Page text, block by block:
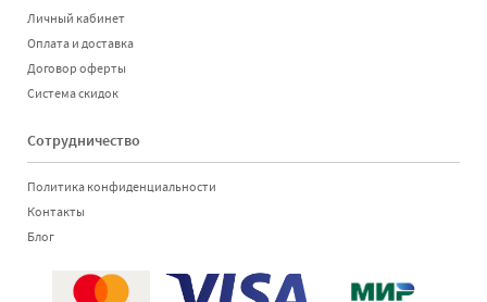
Личный кабинет
Оплата и доставка
Договор оферты
Система скидок
Сотрудничество
Политика конфиденциальности
Контакты
Блог